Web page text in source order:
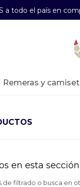
a todo el país en
remeras y
en esta sección.
filtrado o busca en